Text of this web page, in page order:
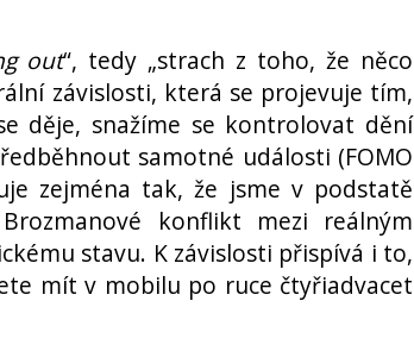
out“, tedy „strach z toho, že něco
závislosti, která se projevuje tím,
děje, snažíme se kontrolovat dění
samotné události (FOMO
zejména tak, že jsme v podstatě
konflikt mezi reálným
stavu. K závislosti přispívá i to,
mít v mobilu po ruce čtyřiadvacet